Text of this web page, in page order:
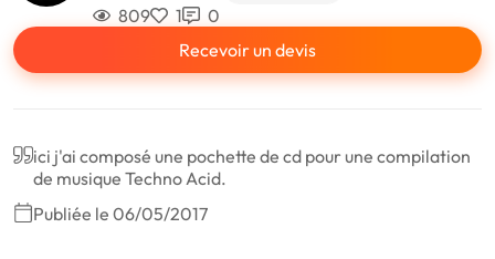
809 1
0
Recevoir un devis
ici j'ai composé une pochette de cd pour une compilation
de musique Techno Acid.
Publiée le 06/05/2017